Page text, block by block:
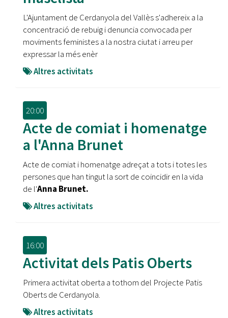
L'Ajuntament de Cerdanyola del Vallès s'adhereix a la
concentració de rebuig i denuncia convocada per
moviments feministes a la nostra ciutat i arreu per
expressar la més enèr
Altres activitats
20:00
Acte de comiat i homenatge
a l'Anna Brunet
Acte de comiat i homenatge adreçat a tots i totes les
persones que han tingut la sort de coincidir en la vida
de l'Anna Brunet.
Altres activitats
16:00
Activitat dels Patis Oberts
Primera activitat oberta a tothom del Projecte Patis
Oberts de Cerdanyola.
Altres activitats